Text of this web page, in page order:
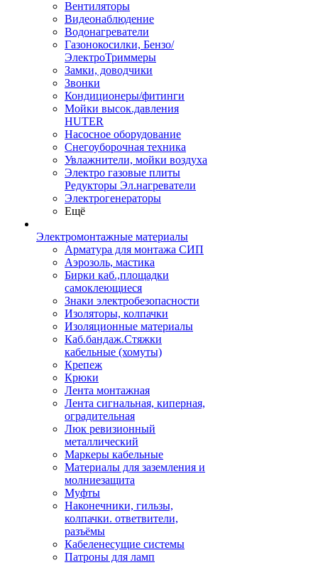
Вентиляторы
Видеонаблюдение
Водонагреватели
Газонокосилки, Бензо/
ЭлектроТриммеры
Замки, доводчики
Звонки
Кондиционеры/фитинги
Мойки высок.давления
HUTER
Насосное оборудование
Снегоуборочная техника
Увлажнители, мойки воздуха
Электро газовые плиты
Редукторы Эл.нагреватели
Электрогенераторы
Ещё
Электромонтажные материалы
Арматура для монтажа СИП
Аэрозоль, мастика
Бирки каб.,площадки
самоклеющиеся
Знаки электробезопасности
Изоляторы, колпачки
Изоляционные материалы
Каб.бандаж.Стяжки
кабельные (хомуты)
Крепеж
Крюки
Лента монтажная
Лента сигнальная, киперная,
оградительная
Люк ревизионный
металлический
Маркеры кабельные
Материалы для заземления и
молниезащита
Муфты
Наконечники, гильзы,
колпачки. ответвители,
разъёмы
Кабеленесущие системы
Патроны для ламп